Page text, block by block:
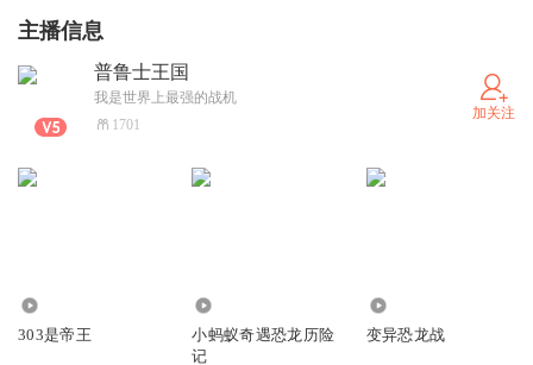
主播信息
普鲁士王国
我是世界上最强的战机
1701
加关注
303是帝王
小蚂蚁奇遇恐龙历险
记
变异恐龙战